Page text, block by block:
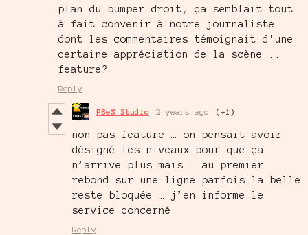
plan du bumper droit, ça semblait tout
à fait convenir à notre journaliste
dont les commentaires témoignait d'une
certaine appréciation de la scène...
feature?
Reply
PBeS Studio 2 years ago (+1)
non pas feature … on pensait avoir
désigné les niveaux pour que ça
n’arrive plus mais … au premier
rebond sur une ligne parfois la belle
reste bloquée … j’en informe le
service concerné
Reply